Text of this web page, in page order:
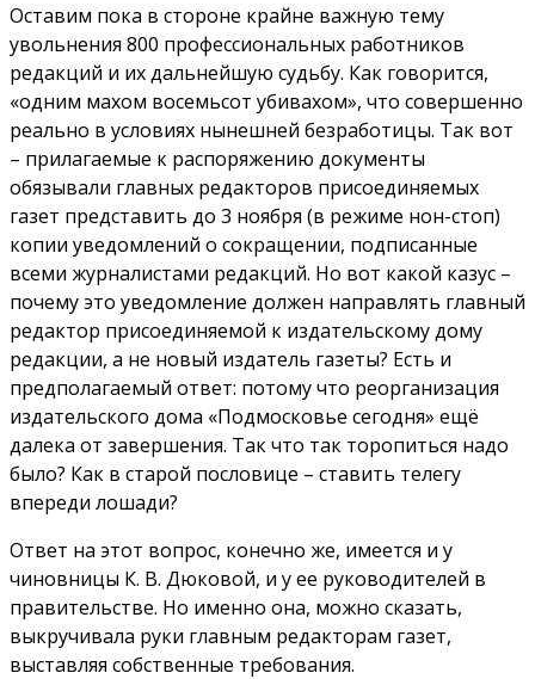
Оставим пока в стороне крайне важную тему
увольнения 800 профессиональных работников
редакций и их дальнейшую судьбу. Как говорится,
«одним махом восемьсот убивахом», что совершенно
реально в условиях нынешней безработицы. Так вот
– прилагаемые к распоряжению документы
обязывали главных редакторов присоединяемых
газет представить до 3 ноября (в режиме нон-стоп)
копии уведомлений о сокращении, подписанные
всеми журналистами редакций. Но вот какой казус –
почему это уведомление должен направлять главный
редактор присоединяемой к издательскому дому
редакции, а не новый издатель газеты? Есть и
предполагаемый ответ: потому что реорганизация
издательского дома «Подмосковье сегодня» ещё
далека от завершения. Так что так торопиться надо
было? Как в старой пословице – ставить телегу
впереди лошади?
Ответ на этот вопрос, конечно же, имеется и у
чиновницы К. В. Дюковой, и у ее руководителей в
правительстве. Но именно она, можно сказать,
выкручивала руки главным редакторам газет,
выставляя собственные требования.